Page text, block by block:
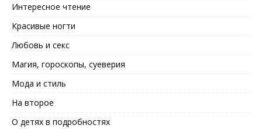
Интересное чтение
Красивые ногти
Любовь и секс
Магия, гороскопы, суеверия
Мода и стиль
На второе
О детях в подробностях